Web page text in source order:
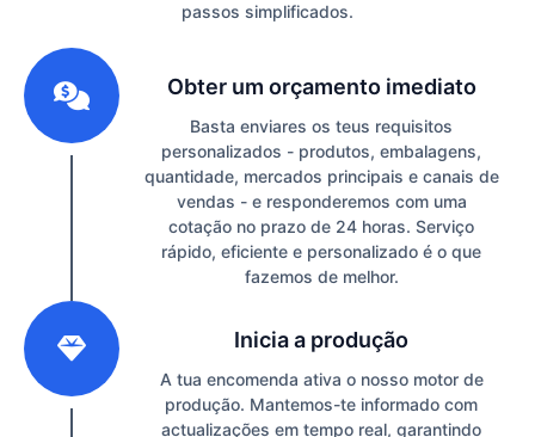
passos simplificados.
Obter um orçamento imediato
Basta enviares os teus requisitos
personalizados - produtos, embalagens,
quantidade, mercados principais e canais de
vendas - e responderemos com uma
cotação no prazo de 24 horas. Serviço
rápido, eficiente e personalizado é o que
fazemos de melhor.
Inicia a produção
A tua encomenda ativa o nosso motor de
produção. Mantemos-te informado com
actualizações em tempo real, garantindo